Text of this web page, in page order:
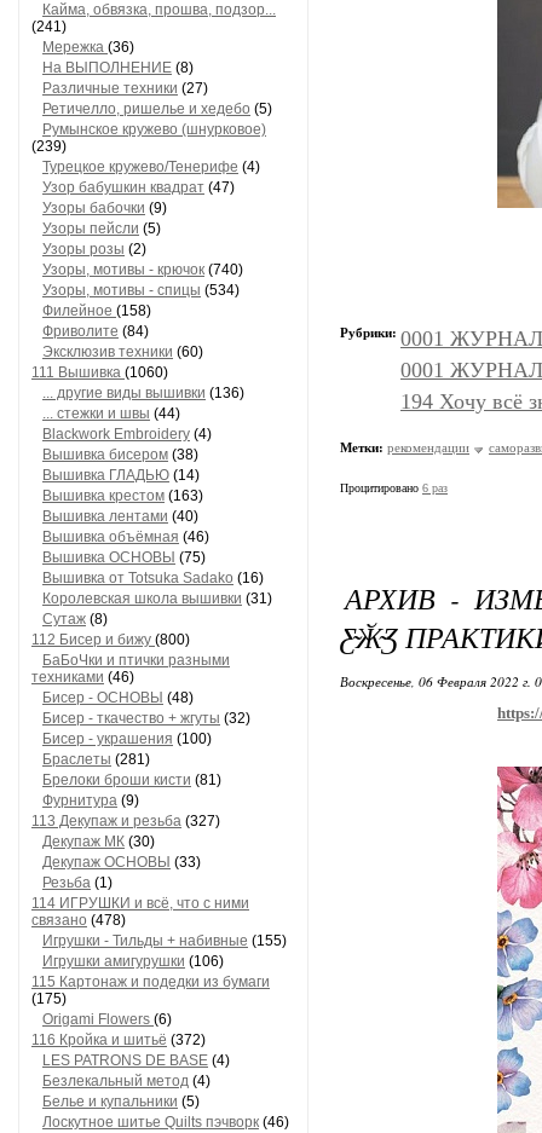
Кайма, обвязка, прошва, подзор...
(241)
Мережка (36)
На ВЫПОЛНЕНИЕ (8)
Различные техники (27)
Ретичелло, ришелье и хедебо (5)
Румынское кружево (шнурковое)
(239)
Турецкое кружево/Тенерифе (4)
Узор бабушкин квадрат (47)
Узоры бабочки (9)
Узоры пейсли (5)
Узоры розы (2)
Узоры, мотивы - крючок (740)
Узоры, мотивы - спицы (534)
Филейное (158)
Фриволите (84)
Эксклюзив техники (60)
111 Вышивка (1060)
... другие виды вышивки (136)
... стежки и швы (44)
Blackwork Embroidery (4)
Вышивка бисером (38)
Вышивка ГЛАДЬЮ (14)
Вышивка крестом (163)
Вышивка лентами (40)
Вышивка объёмная (46)
Вышивка ОСНОВЫ (75)
Вышивка от Totsuka Sadako (16)
Королевская школа вышивки (31)
Сутаж (8)
112 Бисер и бижу (800)
БаБоЧки и птички разными
техниками (46)
Бисер - ОСНОВЫ (48)
Бисер - ткачество + жгуты (32)
Бисер - украшения (100)
Браслеты (281)
Брелоки броши кисти (81)
Фурнитура (9)
113 Декупаж и резьба (327)
Декупаж МК (30)
Декупаж ОСНОВЫ (33)
Резьба (1)
114 ИГРУШКИ и всё, что с ними
связано (478)
Игрушки - Тильды + набивные (155)
Игрушки амигурушки (106)
115 Картонаж и подедки из бумаги
(175)
Origami Flowers (6)
116 Кройка и шитьё (372)
LES PATRONS DE BASE (4)
Безлекальный метод (4)
Белье и купальники (5)
Лоскутное шитье Quilts пэчворк (46)
Рубрики: 0001
0001
194 Хочу всё
Метки: рекомендации
Процитировано 6 раз
АРХИВ -
Ƹ̴Ӂ̴Ʒ
Воскресенье, 06 Февраля 2022 г.